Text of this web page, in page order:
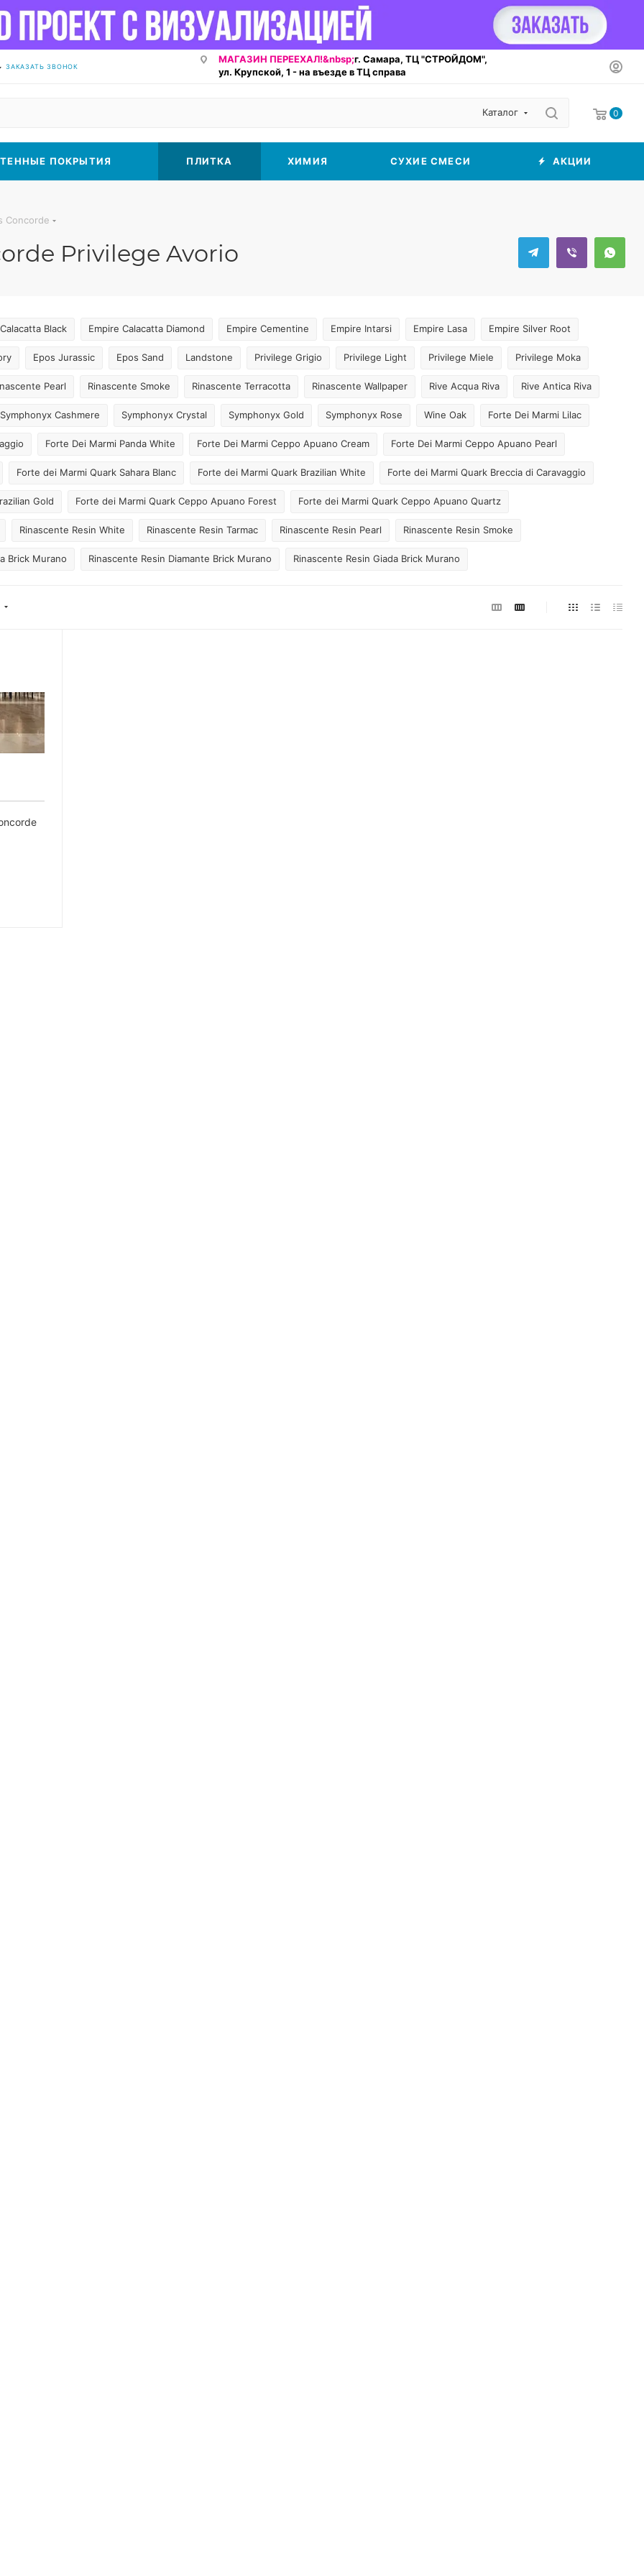
ЗАКАЗАТЬ ЗВОНОК
МАГАЗИН ПЕРЕЕХАЛ!&nbsp;г. Самара, ТЦ "СТРОЙДОМ",
ул. Крупской, 1 - на въезде в ТЦ справа
Каталог 0
ПОКРЫТИЯ ПЛИТКА ХИМИЯ СУХИЕ СМЕСИ АКЦИИ
Concorde
Privilege Avorio
Black Empire Calacatta Diamond Empire Cementine Empire Intarsi Empire Lasa Empire Silver Root
Epos Jurassic Epos Sand Landstone Privilege Grigio Privilege Light Privilege Miele Privilege Moka
Pearl Rinascente Smoke Rinascente Terracotta Rinascente Wallpaper Rive Acqua Riva Rive Antica Riva
Symphonyx Cashmere Symphonyx Crystal Symphonyx Gold Symphonyx Rose Wine Oak Forte Dei Marmi Lilac
Forte Dei Marmi Panda White Forte Dei Marmi Ceppo Apuano Cream Forte Dei Marmi Ceppo Apuano Pearl
Forte dei Marmi Quark Sahara Blanc Forte dei Marmi Quark Brazilian White Forte dei Marmi Quark Breccia di Caravaggio
Gold Forte dei Marmi Quark Ceppo Apuano Forest Forte dei Marmi Quark Ceppo Apuano Quartz
Rinascente Resin White Rinascente Resin Tarmac Rinascente Resin Pearl Rinascente Resin Smoke
Brick Murano Rinascente Resin Diamante Brick Murano Rinascente Resin Giada Brick Murano